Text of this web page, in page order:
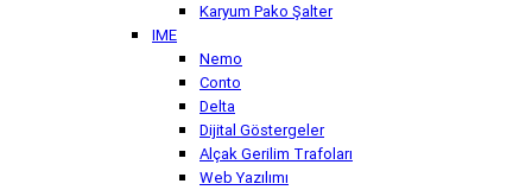
Karyum Pako Şalter
IME
Nemo
Conto
Delta
Dijital Göstergeler
Alçak Gerilim Trafoları
Web Yazılımı